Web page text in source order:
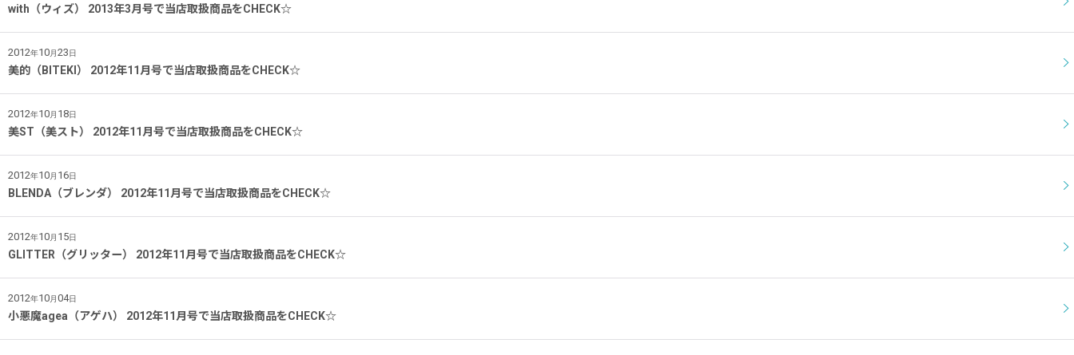
with（ウィズ） 2013年3月号で当店取扱商品をCHECK☆
2012年10月23日
美的（BITEKI） 2012年11月号で当店取扱商品をCHECK☆
2012年10月 18日
美ST（美スト） 2012年11月号で当店取扱商品をCHECK☆
2012年10月 16日
BLENDA（ブレンダ） 2012年11月号で当店取扱商品をCHECK☆
2012年10月 15日
GLITTER（グリッター） 2012年11月号で当店取扱商品をCHECK☆
2012年10月04日
小悪魔agea（アゲハ） 2012年11月号で当店取扱商品をCHECK☆